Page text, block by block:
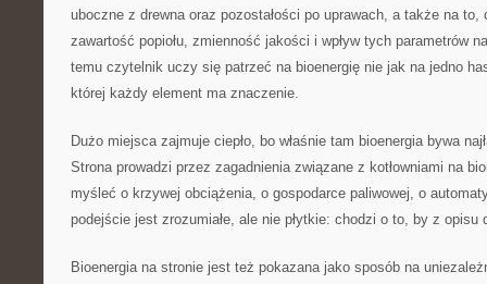
uboczne z drewna oraz pozostałości po uprawach, a także na
zawartość popiołu, zmienność jakości i wpływ tych parametrów
temu czytelnik uczy się patrzeć na bioenergię nie jak na jedno
której każdy element ma znaczenie.
Dużo miejsca zajmuje ciepło, bo właśnie tam bioenergia bywa
Strona prowadzi przez zagadnienia związane z kotłowniami na
myśleć o krzywej obciążenia, o gospodarce paliwowej, o
podejście jest zrozumiałe, ale nie płytkie: chodzi o to, by z opisu
Bioenergia na stronie jest też pokazana jako sposób na